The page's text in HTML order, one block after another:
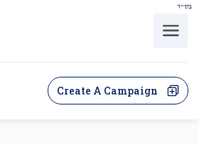
בס"ד
Create A Campaign